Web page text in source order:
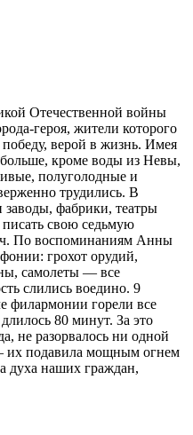
Отечественной войны
героя, жители которого
верой в жизнь. Имея
кроме воды из Невы,
полуголодные и
трудились. В
заводы, фабрики, театры
свою седьмую
По воспоминаниям Анны
грохот орудий,
самолеты — все
слились воедино. 9
филармонии горели все
80 минут. За это
не разорвалось ни одной
их подавила мощным огнем
духа наших граждан,